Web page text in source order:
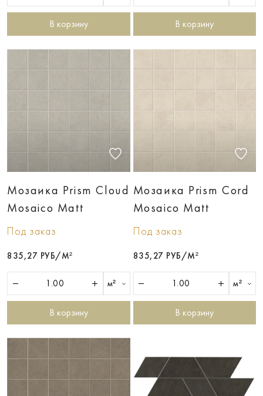
В корзину В корзину
Мозаика Prism Cloud
Mosaico Matt
Под заказ
835,27 РУБ/М²
м²
В корзину
Мозаика Prism Cord
Mosaico Matt
Под заказ
835,27 РУБ/М²
м²
В корзину